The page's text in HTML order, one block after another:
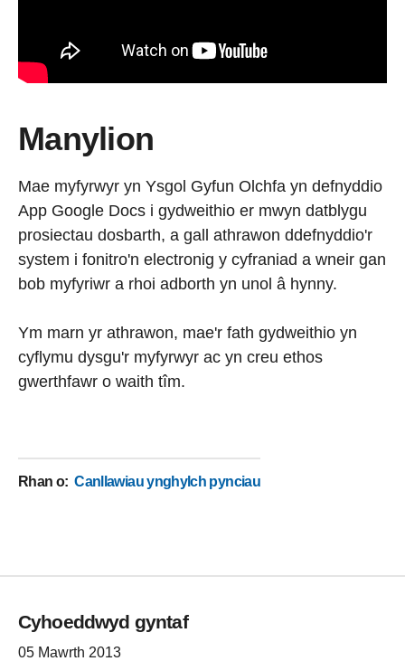
Manylion
Mae myfyrwyr yn Ysgol Gyfun Olchfa yn defnyddio
App Google Docs i gydweithio er mwyn datblygu
prosiectau dosbarth, a gall athrawon ddefnyddio'r
system i fonitro'n electronig y cyfraniad a wneir gan
bob myfyriwr a rhoi adborth yn unol â hynny.
Ym marn yr athrawon, mae'r fath gydweithio yn
cyflymu dysgu'r myfyrwyr ac yn creu ethos
gwerthfawr o waith tîm.
Rhan o:Canllawiau ynghylch pynciau
Cyhoeddwyd gyntaf
05 Mawrth 2013